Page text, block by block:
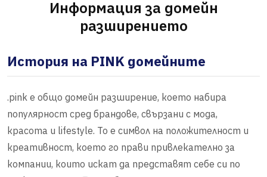
Информация за домейн
разширението
История на PINK домейните
.pink е общо домейн разширение, което набира
популярност сред брандове, свързани с мода,
красота и lifestyle. То е символ на положителност и
креативност, което го прави привлекателно за
компании, които искат да представят себе си по